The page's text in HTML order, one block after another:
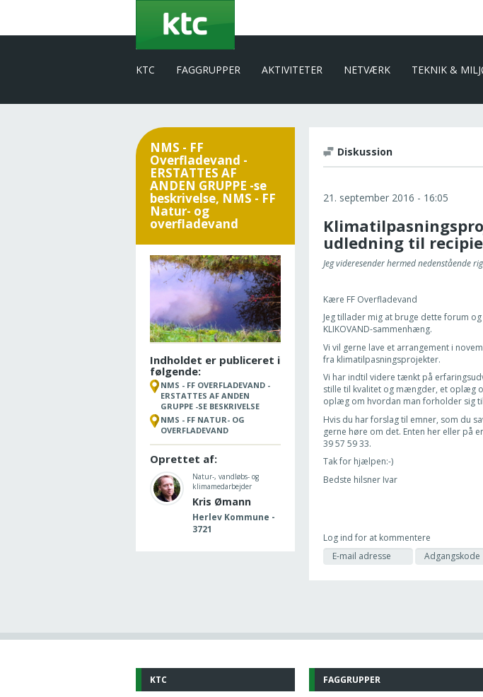
KTC FAGGRUPPER AKTIVITETER NETVÆRK TEKNIK &
NMS - FF
Overfladevand -
ERSTATTES AF
ANDEN GRUPPE -se
beskrivelse, NMS - FF
Natur- og
overfladevand
Indholdet er publiceret i
følgende:
NMS - FF OVERFLADEVAND -
ERSTATTES AF ANDEN
GRUPPE -SE BESKRIVELSE
NMS - FF NATUR- OG
OVERFLADEVAND
Oprettet af:
Natur-, vandløbs- og
klimamedarbejder
Kris Ømann
Herlev Kommune -
3721
Diskussion
21. september 2016 - 16:05
udledning til
Jeg videresender hermed nedenstående
Kære FF Overfladevand
Jeg tillader mig at bruge dette forum og
KLIKOVAND-sammenhæng.
Vi vil gerne lave et arrangement i
fra klimatilpasningsprojekter.
Vi har indtil videre tænkt på
stille til kvalitet og mængder, et oplæg
oplæg om hvordan man forholder sig
Hvis du har forslag til emner, som du
gerne høre om det. Enten her eller på
39 57 59 33.
Tak for hjælpen:-)
Bedste hilsner Ivar
Log ind for at kommentere
KTC FAGGRUPPER